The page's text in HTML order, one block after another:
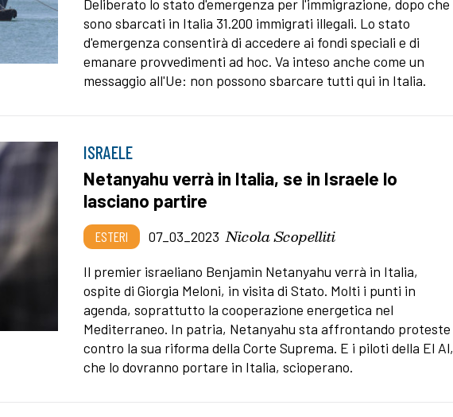
Deliberato lo stato d'emergenza per l'immigrazione, dopo che
sono sbarcati in Italia 31.200 immigrati illegali. Lo stato
d'emergenza consentirà di accedere ai fondi speciali e di
emanare provvedimenti ad hoc. Va inteso anche come un
messaggio all'Ue: non possono sbarcare tutti qui in Italia.
ISRAELE
Netanyahu verrà in Italia, se in Israele lo
lasciano partire
ESTERI 07_03_2023 Nicola Scopelliti
Il premier israeliano Benjamin Netanyahu verrà in Italia,
ospite di Giorgia Meloni, in visita di Stato. Molti i punti in
agenda, soprattutto la cooperazione energetica nel
Mediterraneo. In patria, Netanyahu sta affrontando proteste
contro la sua riforma della Corte Suprema. E i piloti della El Al,
che lo dovranno portare in Italia, scioperano.